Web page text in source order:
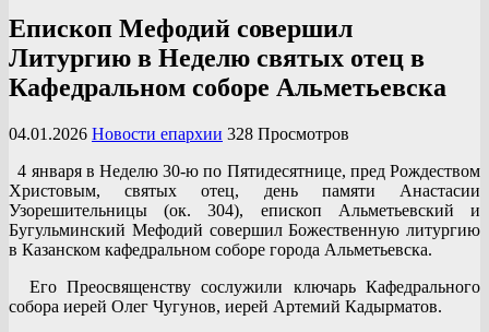
Епископ Мефодий совершил
Литургию в Неделю святых отец в
Кафедральном соборе Альметьевска
04.01.2026 Новости епархии 328 Просмотров
4 января в Неделю 30-ю по Пятидесятнице, пред Рождеством
Христовым, святых отец, день памяти Анастасии
Узорешительницы (ок. 304), епископ Альметьевский и
Бугульминский Мефодий совершил Божественную литургию
в Казанском кафедральном соборе города Альметьевска.
Его Преосвященству сослужили ключарь Кафедрального
собора иерей Олег Чугунов, иерей Артемий Кадырматов.